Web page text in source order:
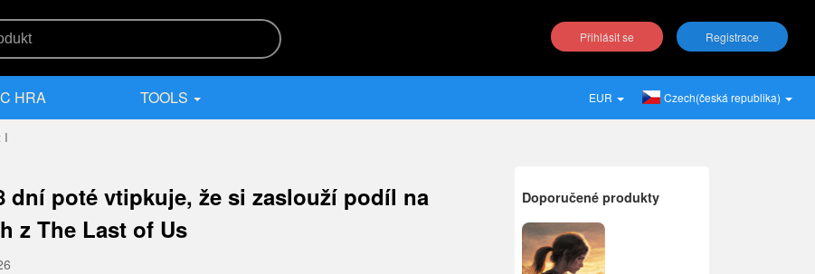
Přihlásit se Registrace
HRA TOOLS EUR Czech(česká republika)
I
dní poté vtipkuje, že si zaslouží podíl na
z The Last of Us
Doporučené produkty